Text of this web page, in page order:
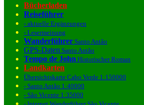
Bücherladen
Reiseführer
- aktuelle Ergänzungen
- Lesermeinung
Wanderführer Santo Antão
GPS-Daten Santo Antão
Tempo de John Historischer Roman
Landkarten
Übersichtskarte Cabo Verde 1:150000
- Santo Antão 1:40000
- São Vicente 1:35000